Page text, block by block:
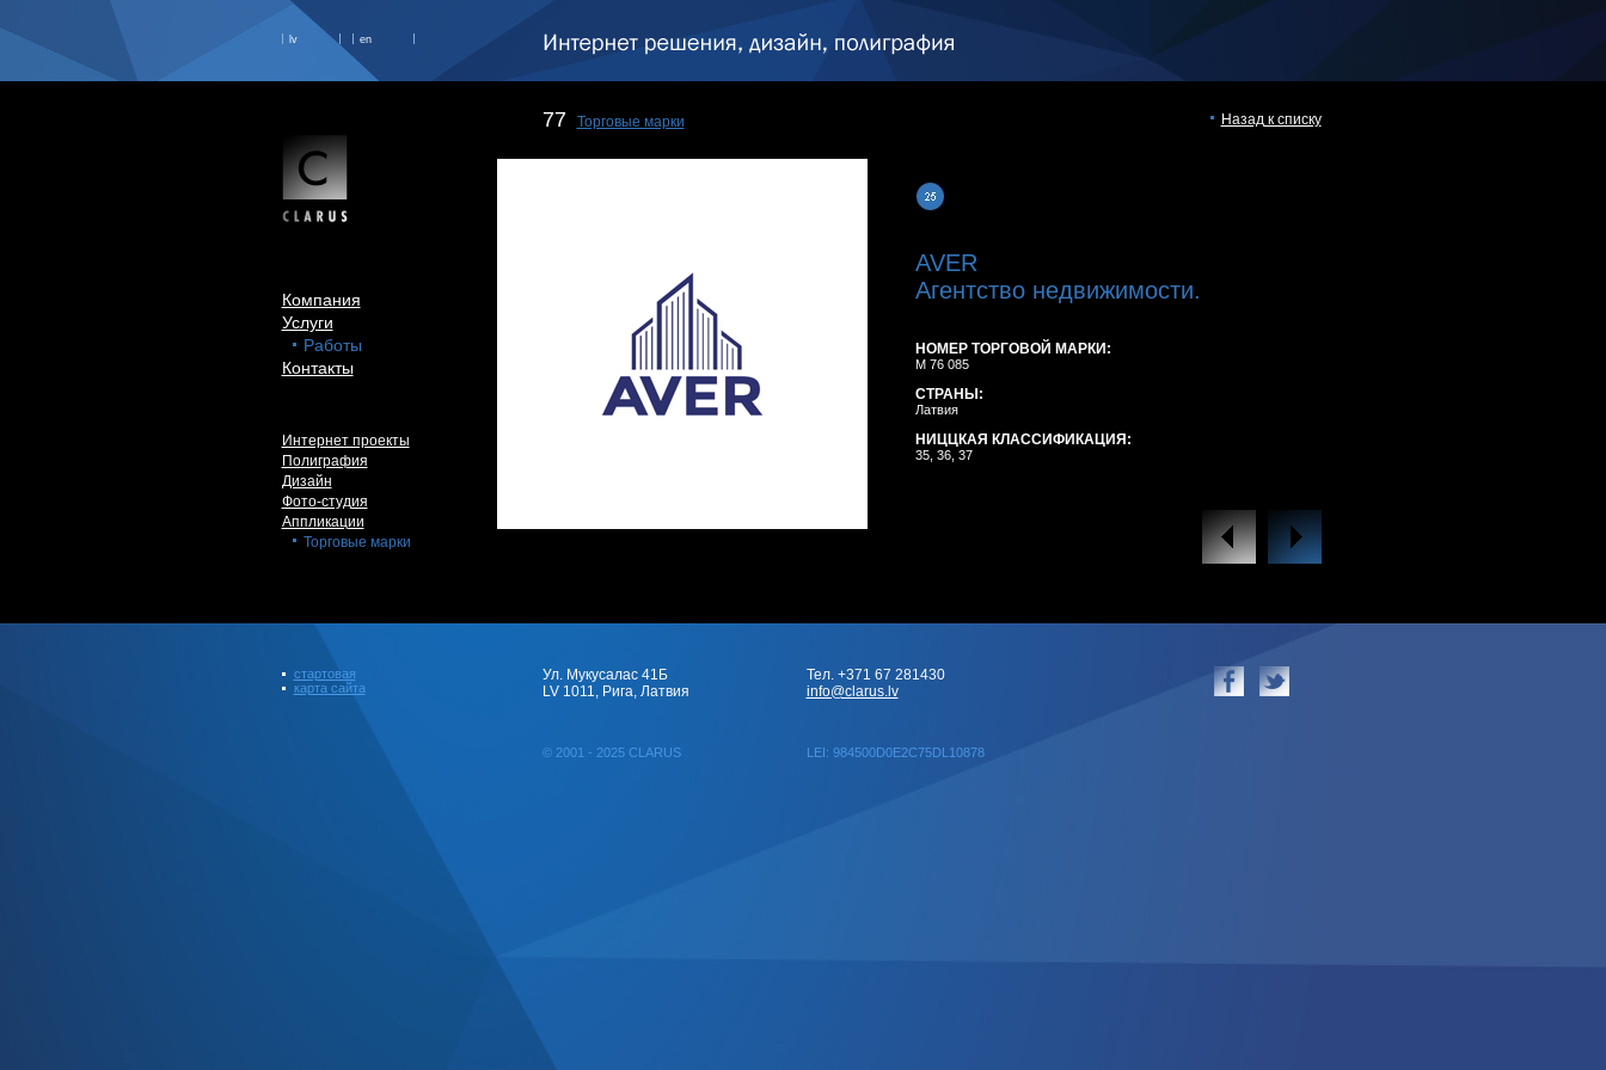
lv en
Компания
Услуги
Работы
Контакты
Интернет проекты
Полиграфия
Дизайн
Фото-студия
Аппликации
Торговые марки
77 Торговые марки Назад к списку
AVER
Агентство недвижимости.
НОМЕР ТОРГОВОЙ МАРКИ:
M 76 085
СТРАНЫ:
Латвия
НИЦЦКАЯ КЛАССИФИКАЦИЯ:
35, 36, 37
стартовая
карта сайта
Ул. Мукусалас 41Б
LV 1011, Рига, Латвия
© 2001 - 2025 CLARUS LEI: 984500D0E2C75DL10878
Тел. +371 67 281430
info@clarus.lv